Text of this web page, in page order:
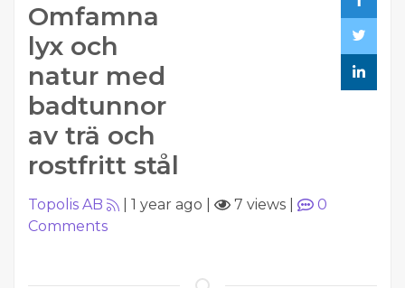
Omfamna
lyx och
natur med
badtunnor
av trä och
rostfritt stål
Topolis AB 1 year ago 7 views
0
Comments